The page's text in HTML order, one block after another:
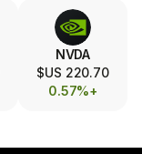
AAPL
312.49 US$
+0.50%